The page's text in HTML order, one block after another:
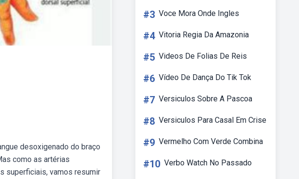
desoxigenado do braço
como as artérias
superficiais, vamos resumir
#3 Voce Mora Onde Ingles
#4 Vitoria Regia Da Amazonia
#5 Videos De Folias De Reis
#6 Vídeo De Dança Do Tik Tok
#7 Versiculos Sobre A Pascoa
#8 Versiculos Para Casal Em Crise
#9 Vermelho Com Verde Combina
#10 Verbo Watch No Passado